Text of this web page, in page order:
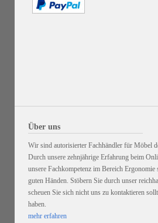
Über uns
Wir sind autorisierter Fachhändler für Möbel
Durch unsere zehnjährige Erfahrung beim
unsere Fachkompetenz im Bereich
guten Händen. Stöbern Sie durch unser
scheuen Sie sich nicht uns zu kontaktieren
haben.
mehr erfahren